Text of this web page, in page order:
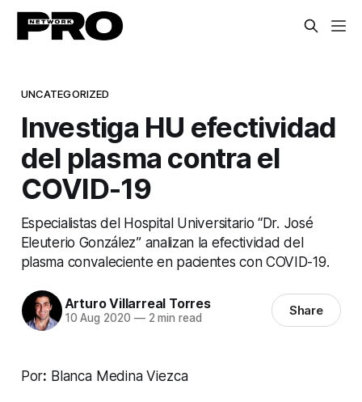
UNCATEGORIZED
Investiga HU efectividad
del plasma contra el
COVID-19
Especialistas del Hospital Universitario “Dr. José
Eleuterio González” analizan la efectividad del
plasma convaleciente en pacientes con COVID-19.
Arturo Villarreal Torres
10 Aug 2020 —2 min read Share
Por: Blanca Medina Viezca